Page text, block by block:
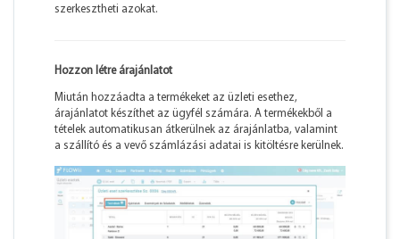
szerkesztheti azokat.
Hozzon létre árajánlatot
Miután hozzáadta a termékeket az üzleti esethez,
árajánlatot készíthet az ügyfél számára. A termékekből a
tételek automatikusan átkerülnek az árajánlatba, valamint
a szállító és a vevő számlázási adatai is kitöltésre kerülnek.